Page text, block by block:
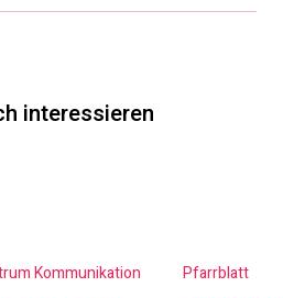
interessieren
Kommunikation Pfarrblatt